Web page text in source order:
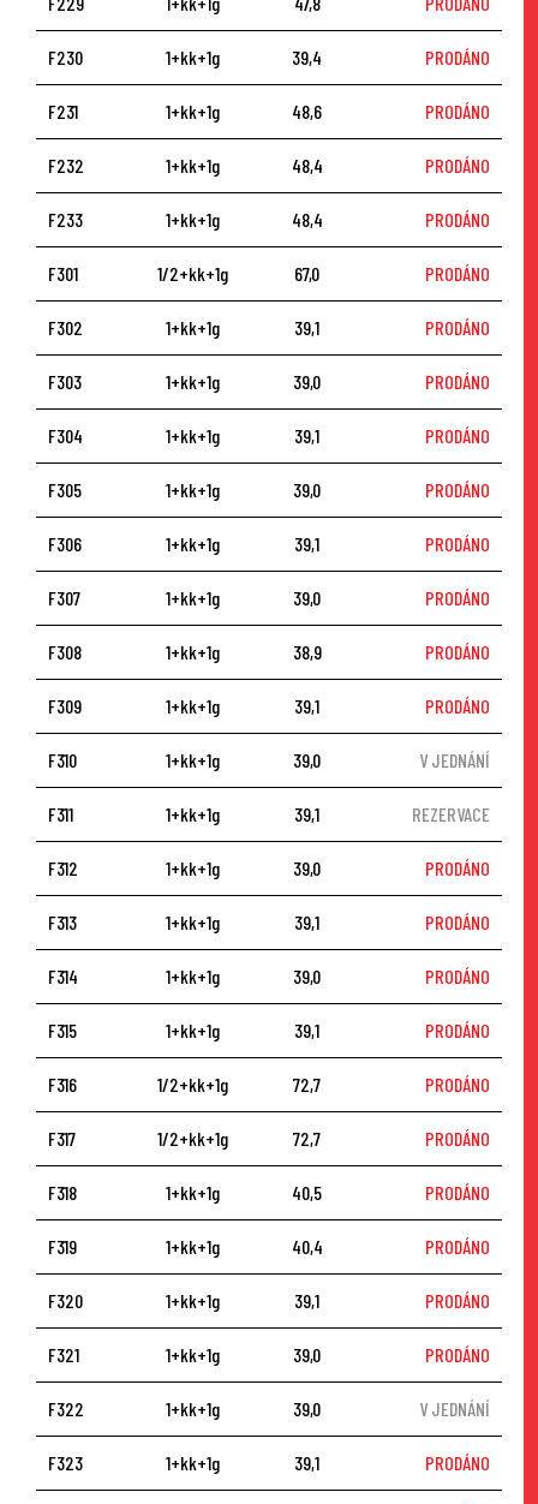
F230 1+kk+1g 39,4 PRODÁNO
F231 1+kk+1g 48,6 PRODÁNO
F232 1+kk+1g 48,4 PRODÁNO
F233 1+kk+1g 48,4 PRODÁNO
F301 1/2+kk+1g 67,0 PRODÁNO
F302 1+kk+1g 39,1 PRODÁNO
F303 1+kk+1g 39,0 PRODÁNO
F304 1+kk+1g 39,1 PRODÁNO
F305 1+kk+1g 39,0 PRODÁNO
F306 1+kk+1g 39,1 PRODÁNO
F307 1+kk+1g 39,0 PRODÁNO
F308 1+kk+1g 38,9 PRODÁNO
F309 1+kk+1g 39,1 PRODÁNO
F310 1+kk+1g 39,0 V JEDNÁNÍ
F311 1+kk+1g 39,1 REZERVACE
F312 1+kk+1g 39,0 PRODÁNO
F313 1+kk+1g 39,1 PRODÁNO
F314 1+kk+1g 39,0 PRODÁNO
F315 1+kk+1g 39,1 PRODÁNO
F316 1/2+kk+1g 72,7 PRODÁNO
F317 1/2+kk+1g 72,7 PRODÁNO
F318 1+kk+1g 40,5 PRODÁNO
F319 1+kk+1g 40,4 PRODÁNO
F320 1+kk+1g 39,1 PRODÁNO
F321 1+kk+1g 39,0 PRODÁNO
F322 1+kk+1g 39,0 V JEDNÁNÍ
F323 1+kk+1g 39,1 PRODÁNO